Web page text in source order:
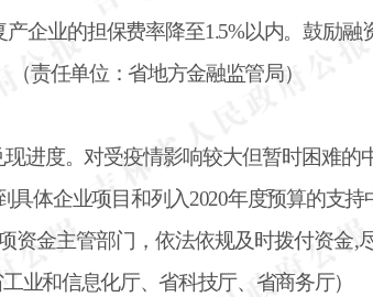
企业的担保费率降至1.5%以内。鼓励
责任单位：省地方金融监管局）
进度。对受疫情影响较大但暂时困难的
体企业项目和列入2020年度预算的支
资金主管部门，依法依规及时拨付资金,
业和信息化厅、省科技厅、省商务厅）